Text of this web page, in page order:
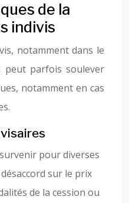
de la
indivis
notamment dans le
peut parfois soulever
notamment en cas
pour diverses
sur le prix
de la cession ou